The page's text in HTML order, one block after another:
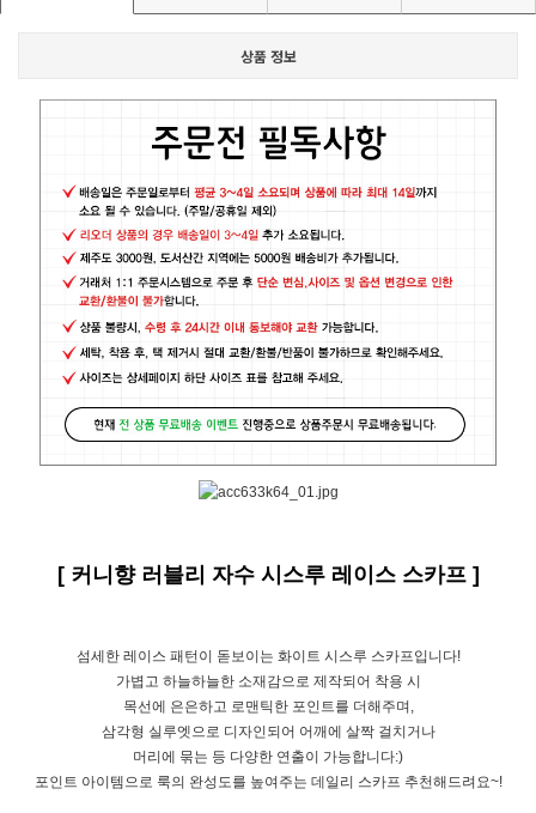
상품 정보
[ 커니향 러블리 자수 시스루 레이스 스카프 ]
섬세한 레이스 패턴이 돋보이는 화이트 시스루 스카프입니다!
가볍고 하늘하늘한 소재감으로 제작되어 착용 시
목선에 은은하고 로맨틱한 포인트를 더해주며,
삼각형 실루엣으로 디자인되어 어깨에 살짝 걸치거나
머리에 묶는 등 다양한 연출이 가능합니다:)
포인트 아이템으로 룩의 완성도를 높여주는 데일리 스카프 추천해드려요~!